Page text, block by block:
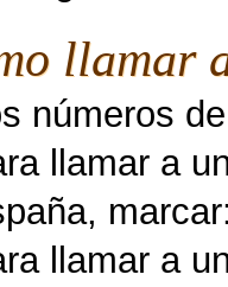
llamar
números
llamar a
llamar a